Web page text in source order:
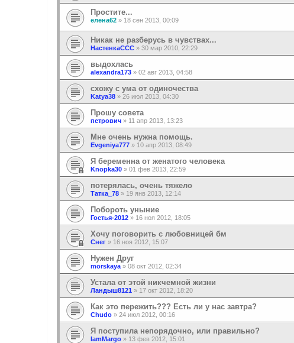
Простите...
елена62 » 18 сен 2013, 00:09
Никак не разберусь в чувствах...
НастенкаССС » 30 мар 2010, 22:29
выдохлась
alexandra173 » 02 авг 2013, 04:58
схожу с ума от одиночества
Katya38 » 26 июл 2013, 04:30
Прошу совета
петрович » 11 апр 2013, 13:23
Мне очень нужна помощь.
Evgeniya777 » 10 апр 2013, 08:49
Я беременна от женатого человека
Knopka30 » 01 фев 2013, 22:59
потерялась, очень тяжело
Татка_78 » 19 янв 2013, 12:14
Побороть уныние
Гостья-2012 » 16 ноя 2012, 18:05
Хочу поговорить с любовницей бм
Снег » 16 ноя 2012, 15:07
Нужен Друг
morskaya » 08 окт 2012, 02:34
Устала от этой никчемной жизни
Ландыш8121 » 17 окт 2012, 18:20
Как это пережить??? Есть ли у нас завтра?
Chudo » 24 июл 2012, 00:16
Я поступила непорядочно, или правильно?
IamMargo » 13 фев 2012, 15:01